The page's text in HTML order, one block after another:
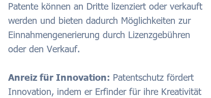
Patente können an Dritte lizenziert oder verkauft
werden und bieten dadurch Möglichkeiten zur
Einnahmengenerierung durch Lizenzgebühren
oder den Verkauf.
Anreiz für Innovation: Patentschutz fördert
Innovation, indem er Erfinder für ihre Kreativität